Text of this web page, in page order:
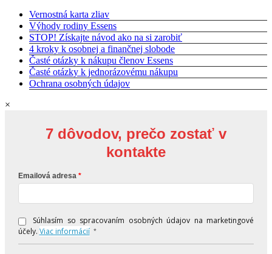
Vernostná karta zliav
Výhody rodiny Essens
STOP! Získajte návod ako na si zarobiť
4 kroky k osobnej a finančnej slobode
Časté otázky k nákupu členov Essens
Časté otázky k jednorázovému nákupu
Ochrana osobných údajov
×
7 dôvodov, prečo zostať v
kontakte
Emailová adresa
Súhlasím so spracovaním osobných údajov na marketingové
účely. Viac informácií *